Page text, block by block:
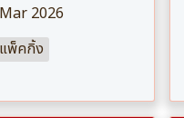
2026
พ็คกิ้ง